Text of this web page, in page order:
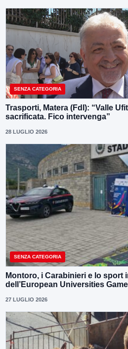
SENZA CATEGORIA
Trasporti, Matera (FdI): “Valle
sacrificata. Fico intervenga”
28 LUGLIO 2026
SENZA CATEGORIA
Montoro, i Carabinieri e lo sport
dell’European Universities
27 LUGLIO 2026